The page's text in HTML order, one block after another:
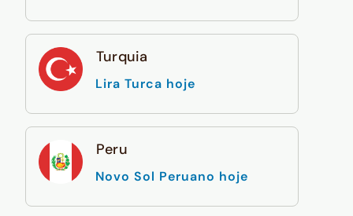
Turquia
Lira Turca hoje
Peru
Novo Sol Peruano hoje